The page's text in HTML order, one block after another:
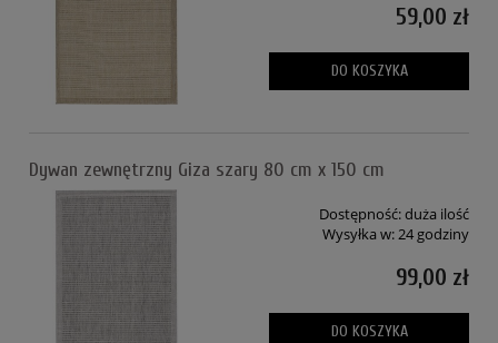
59,00 zł
DO KOSZYKA
Dywan zewnętrzny Giza szary 80 cm x 150 cm
Dostępność:duża ilość
Wysyłka w:24 godziny
99,00 zł
DO KOSZYKA